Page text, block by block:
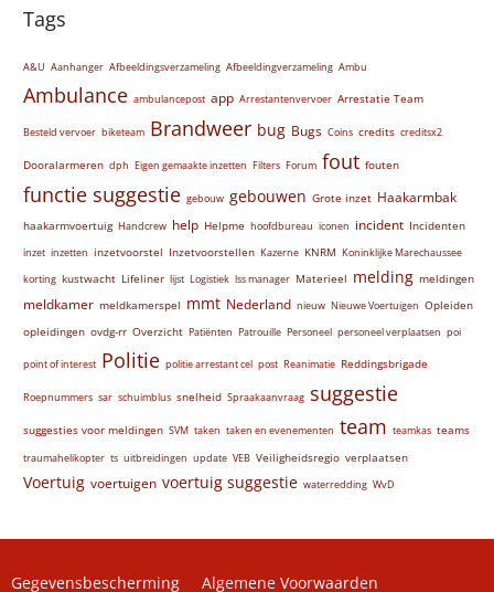
Tags
A&U Aanhanger Afbeeldingsverzameling Afbeeldingverzameling Ambu
Ambulance ambulancepost app Arrestantenvervoer Arrestatie Team
Besteld vervoer biketeam Brandweer bug Bugs Coins credits creditsx2
Dooralarmeren dph Eigen gemaakte inzetten Filters Forum fout fouten
functie suggestie gebouw gebouwen Grote inzet Haakarmbak
haakarmvoertuig Handcrew help Helpme hoofdbureau iconen incident Incidenten
inzet inzetten inzetvoorstel Inzetvoorstellen Kazerne KNRM Koninklijke Marechaussee
korting kustwacht Lifeliner lijst Logistiek lss manager Materieel melding meldingen
meldkamer meldkamerspel mmt Nederland nieuw Nieuwe Voertuigen Opleiden
opleidingen ovdg-rr Overzicht Patiënten Patrouille Personeel personeel verplaatsen poi
point of interest Politie politie arrestant cel post Reanimatie Reddingsbrigade
Roepnummers sar schuimblus snelheid Spraakaanvraag suggestie
suggesties voor meldingen SVM taken taken en evenementen team teamkas teams
traumahelikopter ts uitbreidingen update VEB Veiligheidsregio verplaatsen
Voertuig voertuigen voertuig suggestie waterredding WvD
Gegevensbescherming Algemene Voorwaarden